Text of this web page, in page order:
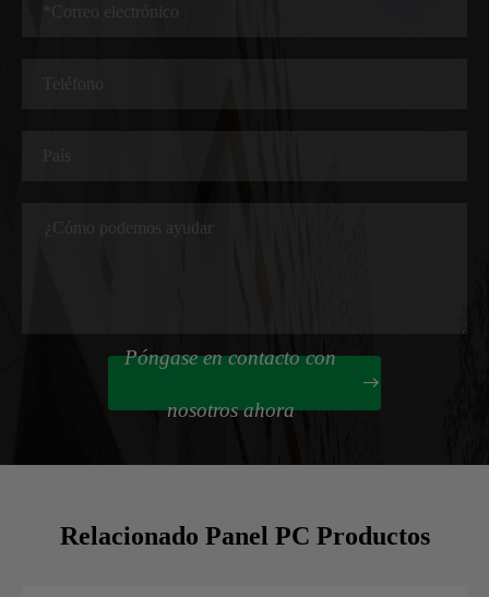
Póngase en contacto con
nosotros ahora

Relacionado Panel PC Productos